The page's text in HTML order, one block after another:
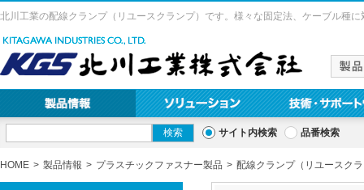
北川工業の配線クランプ（リユースクランプ）です。様々な固定法、ケーブル種
サイト内検索 品番検索
HOME 製品情報 プラスチックファスナー製品 配線クランプ（リユースク